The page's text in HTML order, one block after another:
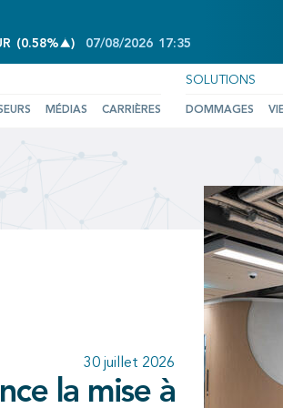
(0.58% )INCREASE OF 0.58%
07/08/2026 17:35
MÉDIAS CARRIÈRES
SOLUTIONS
DOMMAGES
30 juillet 2026
la mise à
deuxième
et SCOR
acte de la
la